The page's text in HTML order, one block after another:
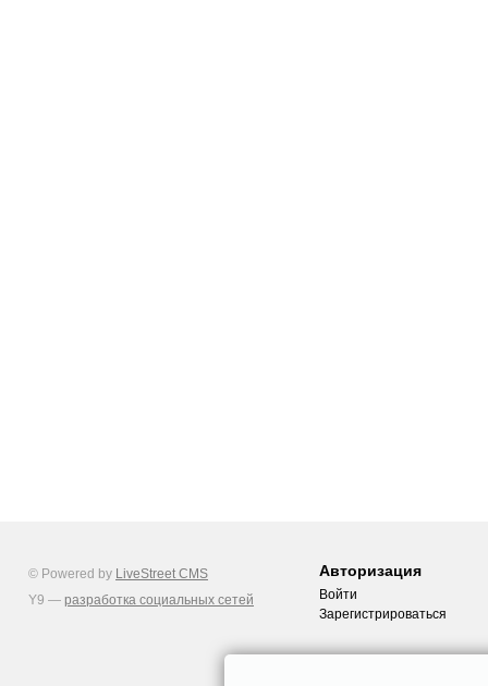
© Powered by LiveStreet CMS
Y9 — разработка социальных сетей
Авторизация
Войти
Зарегистрироваться